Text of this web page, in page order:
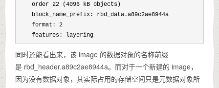
    order 22 (4096
kB objects)
    block_name_prefix: rbd_data.a89c2ae8944a
    format: 2
    features: layering
同时还能看出来，该 image 的数据对象的名称前缀
是 rbd_header.a89c2ae8944a。而对于一个新建的 image，
因为没有数据对象，其实际占用的存储空间只是元数据对象所